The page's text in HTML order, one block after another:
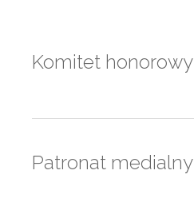
Komitet honorowy
Patronat medialny